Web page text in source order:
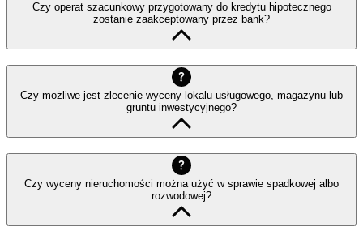
Czy operat szacunkowy przygotowany do kredytu hipotecznego
zostanie zaakceptowany przez bank?
Czy możliwe jest zlecenie wyceny lokalu usługowego, magazynu lub
gruntu inwestycyjnego?
Czy wyceny nieruchomości można użyć w sprawie spadkowej albo
rozwodowej?